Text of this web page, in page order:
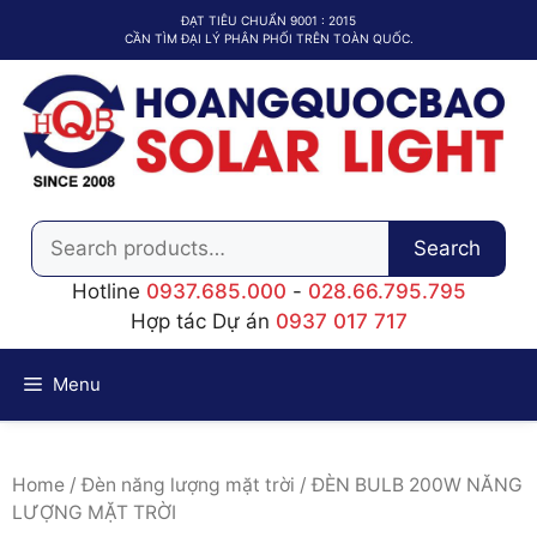
dung
ĐẠT TIÊU CHUẨN 9001 : 2015
CẦN TÌM ĐẠI LÝ PHÂN PHỐI TRÊN TOÀN QUỐC.
Search
for:
Search
Hotline 0937.685.000 - 028.66.795.795
Hợp tác Dự án 0937 017 717
Menu
Home /Đèn năng lượng mặt trời / ĐÈN BULB 200W NĂNG
LƯỢNG MẶT TRỜI